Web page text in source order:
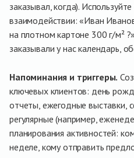
заказывал, когда).
взаимодействии: «Иван
на плотном картоне 300 г/м²
заказывали у нас календарь,
Напоминания и триггеры.
ключевых клиентов: день
отчеты, ежегодные выставки,
регулярные (например,
планирования активностей:
неделе, кому отправить